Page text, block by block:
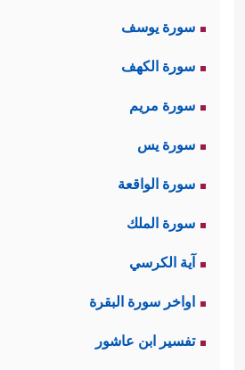
سورة يوسف
سورة الكهف
سورة مريم
سورة يس
سورة الواقعة
سورة الملك
آية الكرسي
اواخر سورة البقرة
تفسير ابن عاشور